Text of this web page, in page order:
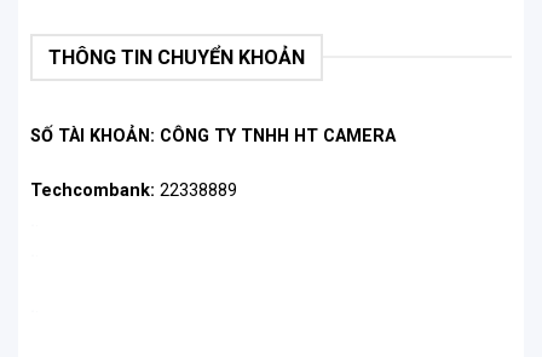
Tai nghe CardoPACKTALK EDGE sẽ dễ dàng được
hút vào khi để gần giá treo từ tính. Quá đơn giản!
giá treo từ tính và nó sẽ gắn ngay vào ngay.
THÔNG TIN CHUYỂN KHOẢN
SỐ TÀI KHOẢN: CÔNG TY TNHH HT CAMERA
Techcombank: 22338889